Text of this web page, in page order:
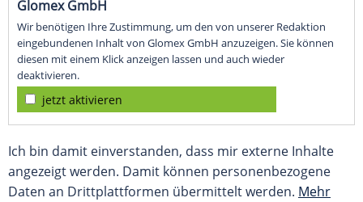
Glomex GmbH
Wir benötigen Ihre Zustimmung, um den von unserer Redaktion
eingebundenen Inhalt von Glomex GmbH anzuzeigen. Sie können
diesen mit einem Klick anzeigen lassen und auch wieder
deaktivieren.
jetzt aktivieren
Ich bin damit einverstanden, dass mir externe Inhalte
angezeigt werden. Damit können personenbezogene
Daten an Drittplattformen übermittelt werden. Mehr